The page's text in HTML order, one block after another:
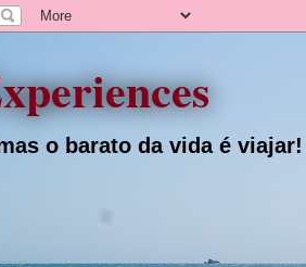
o barato da vida é viajar!